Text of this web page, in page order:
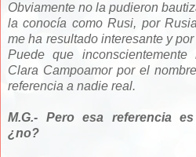
Obviamente no la pudieron
la conocía como Rusi, por
me ha resultado interesante y
Puede que
Clara Campoamor por el
referencia a nadie real.
M.G.- Pero esa referencia
¿no?